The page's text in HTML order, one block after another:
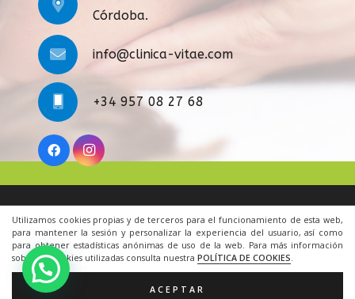
Utilizamos cookies propias y de terceros para el funcionamiento de esta web,
para mantener la sesión y personalizar la experiencia del usuario, así como
para obtener estadísticas anónimas de uso de la web. Para más información
sobre las cookies utilizadas consulta nuestra POLÍTICA DE COOKIES.
ACEPTAR
Córdoba.
info@clinica-vitae.com
+34 957 08 27 68
Legal | Condiciones Generales | Cookies|Contacto
© 2022 Todos los derechos reservados.
Una web deACRILONIA